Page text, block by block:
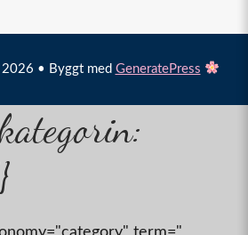
• Byggt med GeneratePress